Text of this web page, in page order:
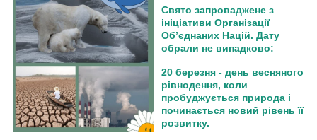
Свято запроваджене з
ініціативи Організації
Об’єднаних Націй. Дату
обрали не випадково:
20 березня - день весняного
рівнодення, коли
пробуджується природа і
починається новий рівень її
розвитку.